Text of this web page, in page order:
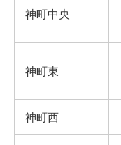
神町中央
神町東
神町西